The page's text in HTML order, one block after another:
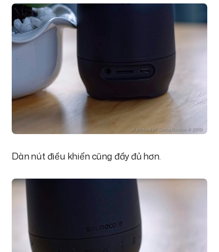
Dàn nút điều khiển cũng đầy đủ hơn.